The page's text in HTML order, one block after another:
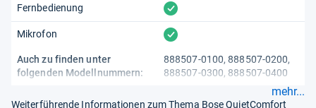
Fernbedienung vorhanden
Mikrofon vorhanden
Auch zu finden unter
folgenden Modellnummern:
888507-0100, 888507-0200,
888507-0300, 888507-0400
mehr...
Weiterführende Informationen zum Thema Bose QuietComfort